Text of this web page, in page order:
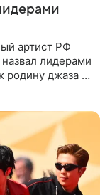
артист РФ
лидерами
родину джаза и